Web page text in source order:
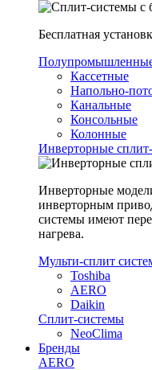
Бесплатная
Кассетные
Напольно-
Канальные
Консольные
Колонные
Инверторные
Инверторные
инверторным
системы имеют
нагрева.
Мульти-сплит
Toshiba
AERO
Daikin
Сплит-системы
NeoClima
Бренды
AERO